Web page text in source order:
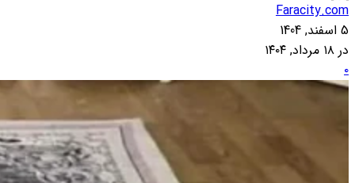
Faracity.com
5 اسفند, 1404
در ۱۸ مرداد, ۱۴۰۴
۰